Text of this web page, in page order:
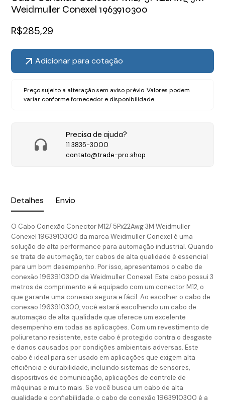
Detalhes Envio
O Cabo Conexão Conector M12/ 5Px22Awg 3M Weidmuller
Conexel 1963910300 da marca Weidmuller Conexel é uma
solução de alta performance para automação industrial. Quando
se trata de automação, ter cabos de alta qualidade é essencial
para um bom desempenho. Por isso, apresentamos o cabo de
conexão 1963910300 da Weidmuller Conexel. Este cabo possui 3
metros de comprimento e é equipado com um conector M12, o
que garante uma conexão segura e fácil. Ao escolher o cabo de
conexão 1963910300, você estará escolhendo um cabo de
automação de alta qualidade que oferece um excelente
desempenho em todas as aplicações. Com um revestimento de
poliuretano resistente, este cabo é protegido contra o desgaste
e danos causados por condições ambientais adversas. Este
cabo é ideal para ser usado em aplicações que exigem alta
eficiência e durabilidade, incluindo sistemas de sensores,
dispositivos de comunicação, aplicações de controle de
máquinas e muito mais. Se você busca um cabo de alta
qualidade e confiabilidade, o cabo de conexão 1963910300 é a
Weidmuller Conexel 1963910300
R$285,29
Adicionar para cotação
Preço sujeito a alteração sem aviso prévio. Valores podem
variar conforme fornecedor e disponibilidade.
Precisa de ajuda?
11 3835-3000
contato@trade-pro.shop